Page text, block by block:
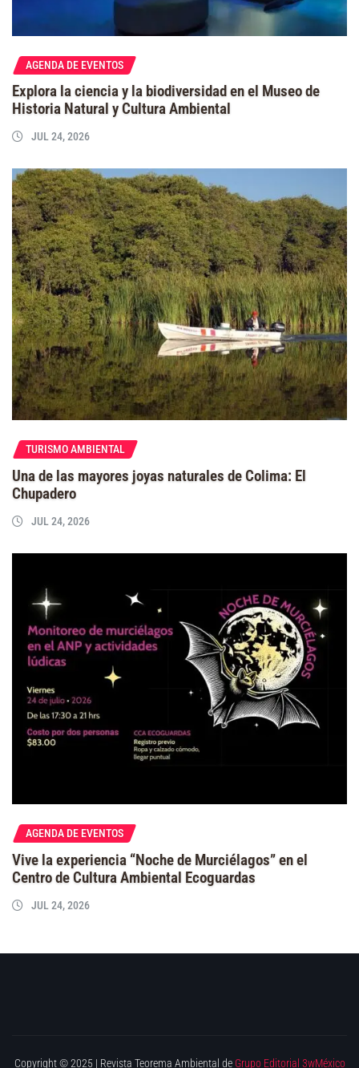
AGENDA DE EVENTOS
Explora la ciencia y la biodiversidad en el Museo de
Historia Natural y Cultura Ambiental
JUL 24, 2026
TURISMO AMBIENTAL
Una de las mayores joyas naturales de Colima: El
Chupadero
JUL 24, 2026
AGENDA DE EVENTOS
Vive la experiencia “Noche de Murciélagos” en el
Centro de Cultura Ambiental Ecoguardas
JUL 24, 2026
Copyright © 2025 | Revista Teorema Ambiental de Grupo Editorial 3wMéxico